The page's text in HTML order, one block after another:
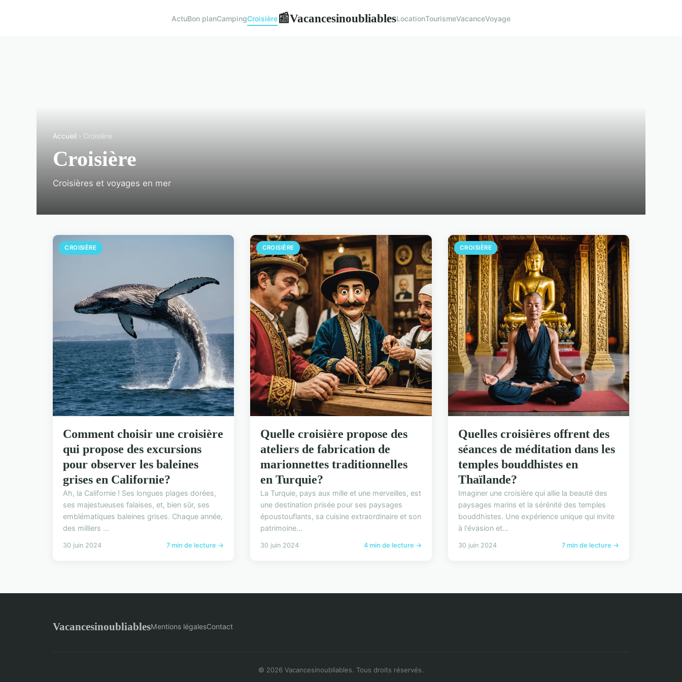
ActuBon planCampingCroisière📰VacancesinoubliablesLocationTourismeVacanceVoyage
Accueil › Croisière
Croisière
Croisières et voyages en mer
CROISIÈRE
Comment choisir une croisière
qui propose des excursions
pour observer les baleines
grises en Californie?
Ah, la Californie ! Ses longues plages dorées,
ses majestueuses falaises, et, bien sûr, ses
emblématiques baleines grises. Chaque année,
des milliers ...
30 juin 2024 7 min de lecture →
CROISIÈRE
Quelle croisière propose des
ateliers de fabrication de
marionnettes traditionnelles
en Turquie?
La Turquie, pays aux mille et une merveilles, est
une destination prisée pour ses paysages
époustouflants, sa cuisine extraordinaire et son
patrimoine...
30 juin 2024 4 min de lecture →
CROISIÈRE
Quelles croisières offrent des
séances de méditation dans les
temples bouddhistes en
Thaïlande?
Imaginer une croisière qui allie la beauté des
paysages marins et la sérénité des temples
bouddhistes. Une expérience unique qui invite
à l'évasion et...
30 juin 2024 7 min de lecture →
VacancesinoubliablesMentions légalesContact
© 2026 Vacancesinoubliables. Tous droits réservés.